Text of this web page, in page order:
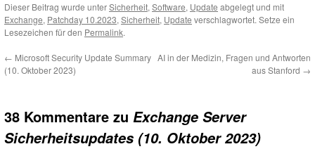
Dieser Beitrag wurde unterSicherheit, Software, Update abgelegt und mit
Exchange, Patchday 10.2023, Sicherheit, Update verschlagwortet. Setze ein
Lesezeichen für den Permalink.
← Microsoft Security Update Summary
(10. Oktober 2023)
AI in der Medizin, Fragen und Antworten
aus Stanford →
38 Kommentare zu Exchange Server
Sicherheitsupdates (10. Oktober 2023)